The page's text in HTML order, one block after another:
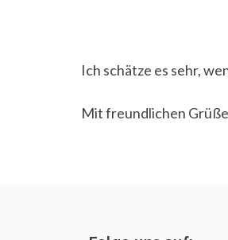
Ich schätze es sehr,
Mit freundlichen